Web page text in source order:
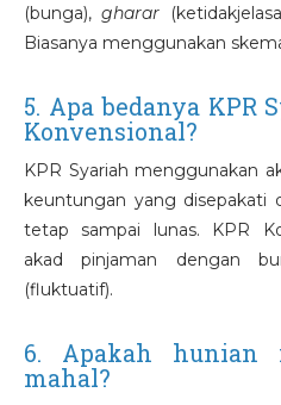
(bunga),gharar
Biasanya menggunakan
5. Apa bedanya KPR
Konvensional?
KPR Syariah menggunakan
keuntungan yang disepakati
tetap sampai lunas. KPR
akad pinjaman dengan
(fluktuatif).
6. Apakah hunian
mahal?